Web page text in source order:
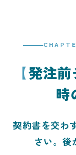
発注
時
契約書を交わ
さい。後